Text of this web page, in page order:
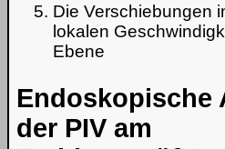
Die Verschiebungen
lokalen
Ebene
Endoskopische
der PIV am